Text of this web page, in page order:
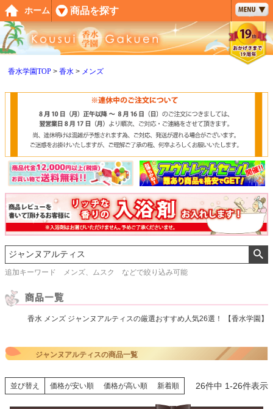
香水学園TOP 香水 メンズ
追加キーワード メンズ、ムスク などで絞り込み可能
香水 メンズ ジャンヌアルティスの厳選おすすめ人気26選！ 【香水学園】
ジャンヌアルティスの商品一覧
並び替え 価格が安い順 価格が高い順 新着順 26件中 1-26件表示
ペー
ジト
ップ
へ
ホーム 商品を探す